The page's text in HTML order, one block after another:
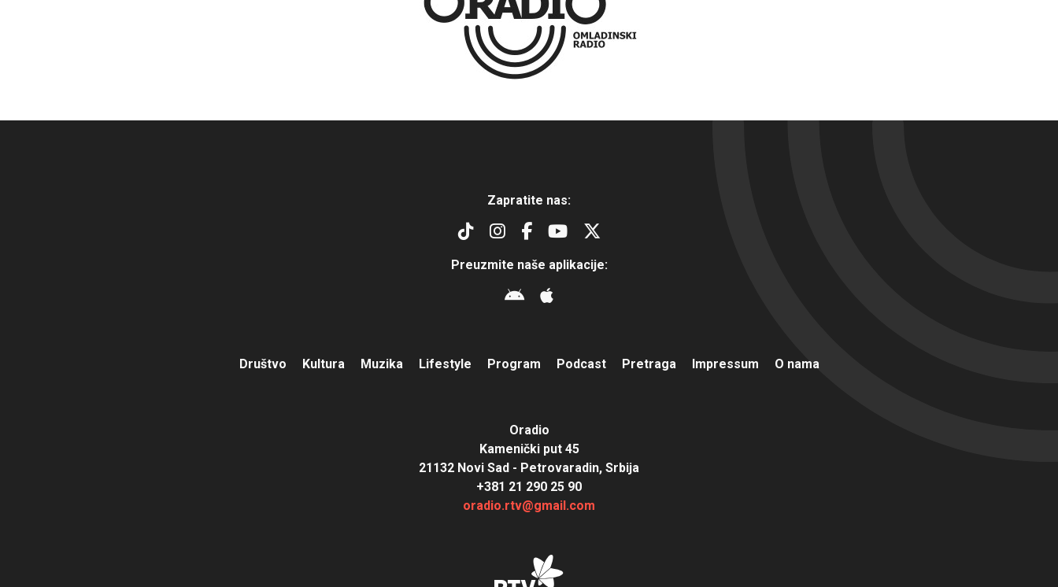
Zapratite nas:
Preuzmite naše aplikacije:
Društvo Kultura Muzika Lifestyle Program Podcast Pretraga Impressum O nama
Oradio
Kamenički put 45
21132 Novi Sad - Petrovaradin, Srbija
+381 21 290 25 90
oradio.rtv@gmail.com